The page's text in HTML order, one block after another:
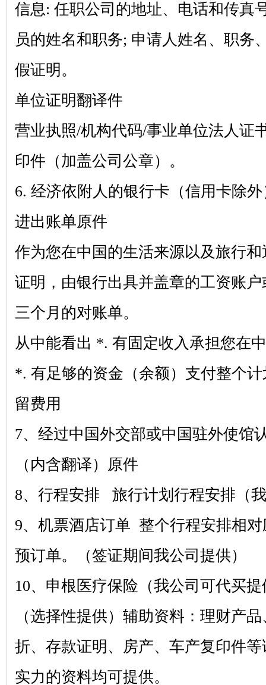
信息: 任职公司的地址、电话和传真
员的姓名和职务; 申请人姓名、职务
假证明。
单位证明翻译件
营业执照/机构代码/事业单位法人证
印件（加盖公司公章）。
6. 经济依附人的银行卡（信用卡除
进出账单原件
作为您在中国的生活来源以及旅行
证明，由银行出具并盖章的工资账
三个月的对账单。
从中能看出 *. 有固定收入承担您在
*. 有足够的资金（余额）支付整个
留费用
7、经过中国外交部或中国驻外使馆
（内含翻译）原件
8、行程安排 旅行计划行程安排（
9、机票酒店订单 整个行程安排相
预订单。（签证期间我公司提供）
10、申根医疗保险（我公司可代买提
（选择性提供）辅助资料：理财产
折、存款证明、房产、车产复印件
实力的资料均可提供。